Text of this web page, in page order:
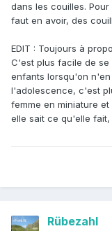
dans les couilles.
faut en avoir, des
EDIT : Toujours à
C'est plus facile de se
enfants lorsqu'on n'en
l'adolescence, c'est
femme en miniature
elle sait ce qu'elle
Rübezahl